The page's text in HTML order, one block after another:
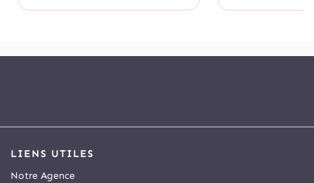
LIENS UTILES
Notre Agence